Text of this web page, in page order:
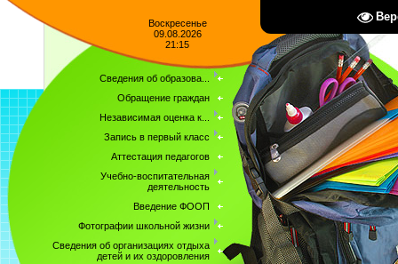
Воскресенье
09.08.2026
21:15
Сведения об образова...
Обращение граждан
Независимая оценка к...
Запись в первый класс
Аттестация педагогов
Учебно-воспитательная
деятельность
Введение ФООП
Фотографии школьной жизни
Сведения об организациях отдыха
детей и их оздоровления